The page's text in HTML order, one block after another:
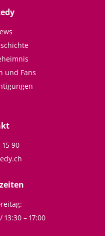
und Fans
15 90
13:30 – 17:00